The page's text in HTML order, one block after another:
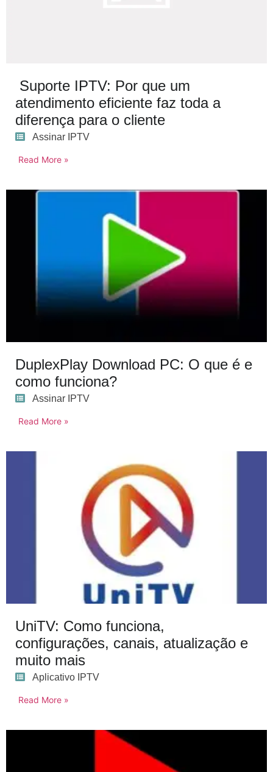
Suporte IPTV: Por que um
atendimento eficiente faz toda a
diferença para o cliente
Assinar IPTV
Read More »
DuplexPlay Download PC: O que é e
como funciona?
Assinar IPTV
Read More »
UniTV: Como funciona,
configurações, canais, atualização e
muito mais
Aplicativo IPTV
Read More »